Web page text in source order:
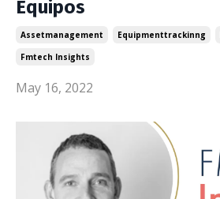
Equipos
Assetmanagement Equipmenttrackinng
Fmtech Insights
May 16, 2022